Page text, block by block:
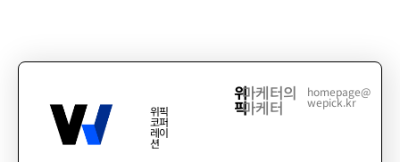
위픽
코퍼
레이
션
위
픽
마케터의
마케터
homepage@
wepick.kr